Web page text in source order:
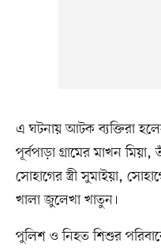
এ ঘটনায় আটক ব্যক্তিরা
পূর্বপাড়া গ্রামের মাখন
সোহাগের স্ত্রী সুমাইয়া,
খালা জুলেখা খাতুন।
পুলিশ ও নিহত শিশুর